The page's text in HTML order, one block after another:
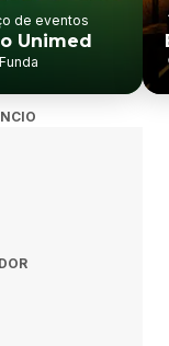
de eventos
Unimed